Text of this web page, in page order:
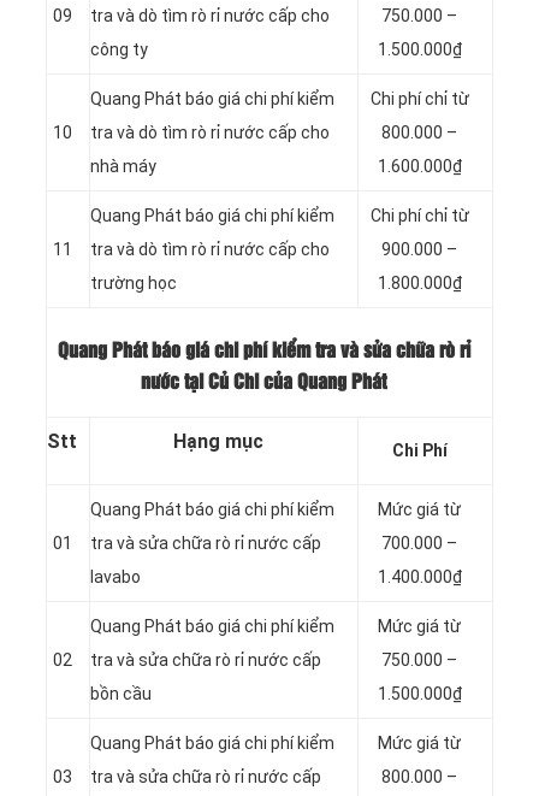
09
tra và dò tìm rò rỉ nước cấp cho
công ty
750.000 –
1.500.000₫
10
Quang Phát báo giá chi phí kiểm
tra và dò tìm rò rỉ nước cấp cho
nhà máy
Chi phí chỉ từ
800.000 –
1.600.000₫
11
Quang Phát báo giá chi phí kiểm
tra và dò tìm rò rỉ nước cấp cho
trường học
Chi phí chỉ từ
900.000 –
1.800.000₫
Quang Phát báo giá chi phí kiểm tra và sửa chữa rò rỉ
nước tại Củ Chi của Quang Phát
Stt Hạng mục Chi Phí
01
Quang Phát báo giá chi phí kiểm
tra và sửa chữa rò rỉ nước cấp
lavabo
Mức giá từ
700.000 –
1.400.000₫
02
Quang Phát báo giá chi phí kiểm
tra và sửa chữa rò rỉ nước cấp
bồn cầu
Mức giá từ
750.000 –
1.500.000₫
03
Quang Phát báo giá chi phí kiểm
tra và sửa chữa rò rỉ nước cấp
Mức giá từ
800.000 –